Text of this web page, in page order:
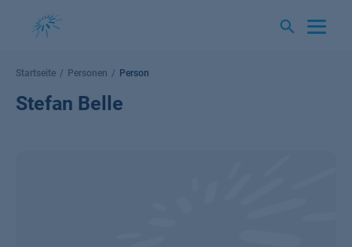
Startseite Personen Person
Stefan Belle